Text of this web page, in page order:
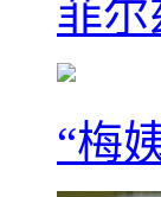
菲尔
“梅